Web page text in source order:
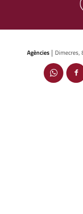
Agències | Dimecres,